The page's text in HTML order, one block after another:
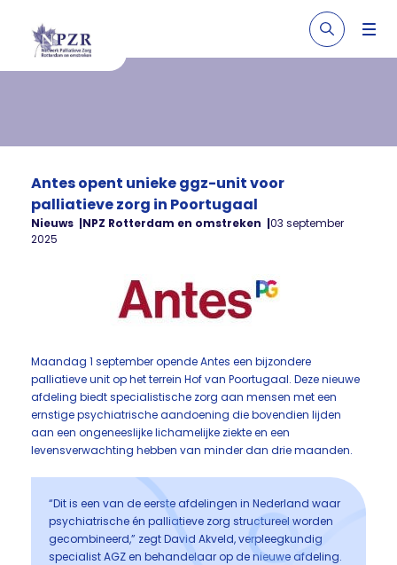
Antes opent unieke ggz-unit voor
palliatieve zorg in Poortugaal
Nieuws NPZ Rotterdam en omstreken
03 september
2025
Maandag 1 september opende Antes een bijzondere
palliatieve unit op het terrein Hof van Poortugaal. Deze nieuwe
afdeling biedt specialistische zorg aan mensen met een
ernstige psychiatrische aandoening die bovendien lijden
aan een ongeneeslijke lichamelijke ziekte en een
levensverwachting hebben van minder dan drie maanden.
“Dit is een van de eerste afdelingen in Nederland waar
psychiatrische én palliatieve zorg structureel worden
gecombineerd,” zegt David Akveld, verpleegkundig
specialist AGZ en behandelaar op de nieuwe afdeling.